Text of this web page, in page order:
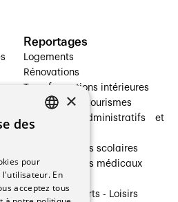
Reportages
Logements
Rénovations
Transformations intérieures
Hôtelleries et tourismes
Bâtiments administratifs et
Établissements scolaires
Établissements médicaux
Villas
Cultures - Sports - Loisirs
×
des
pour
En
acceptez tous